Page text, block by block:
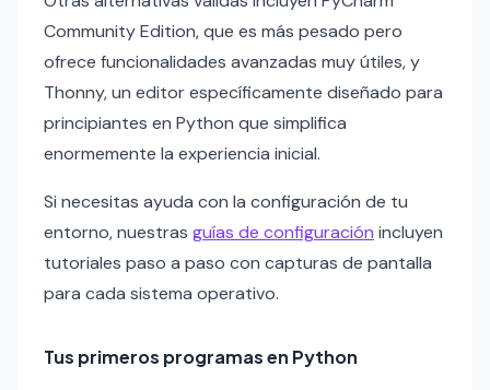
Community Edition, que es más pesado pero
ofrece funcionalidades avanzadas muy útiles, y
Thonny, un editor específicamente diseñado para
principiantes en Python que simplifica
enormemente la experiencia inicial.
Si necesitas ayuda con la configuración de tu
entorno, nuestras guías de configuración incluyen
tutoriales paso a paso con capturas de pantalla
para cada sistema operativo.
Tus primeros programas en Python